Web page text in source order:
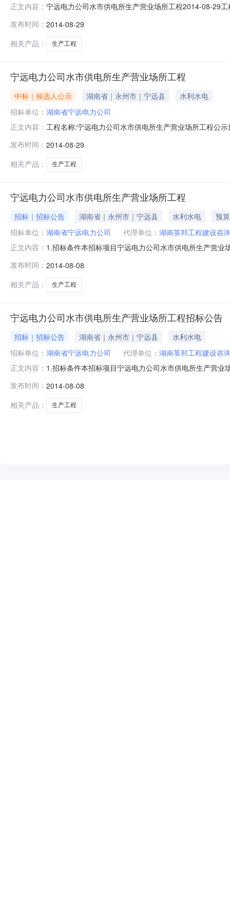
正文内容： 宁远电力公司水市供电所生产营业场所工程2014-08-29
筑有限责任公司第三中标候选人：湖南友智项目管理有
程专业二级注册
发布时间： 2014-08-29
相关产品：
生产工程
宁远电力公司水市供电所生产营业场所工程
中标｜候选人公示 湖南省｜永州市｜宁远县
水利水电
招标单位： 湖南省宁远电力公司
正文内容： 工程名称:宁远电力公司水市供电所生产营业场所工程公
价:大写:人民币玖拾柒万元整小写:970000.00元中标工期
发布时间： 2014-08-29
相关产品：
生产工程
宁远电力公司水市供电所生产营业场所工程
招标｜招标公告 湖南省｜永州市｜宁远县 水利水电
预
招标单位： 湖南省宁远电力公司 代理单位： 湖南英邦工程建设咨
正文内容： 1.招标条件本招标项目宁远电力公司水市供电所生产营
所工程;2.2建设地点:宁远县水市镇南边洞水市35千伏变
发布时间： 2014-08-08
相关产品：
生产工程
宁远电力公司水市供电所生产营业场所工程招标公告
招标｜招标公告 湖南省｜永州市｜宁远县
水利水电
招标单位： 湖南省宁远电力公司 代理单位： 湖南英邦工程建设咨
正文内容： 1.招标条件本招标项目宁远电力公司水市供电所生产营
营业场所工程;2.2建设地点：宁远县水市镇南边洞水市
求：1
发布时间： 2014-08-08
相关产品：
生产工程